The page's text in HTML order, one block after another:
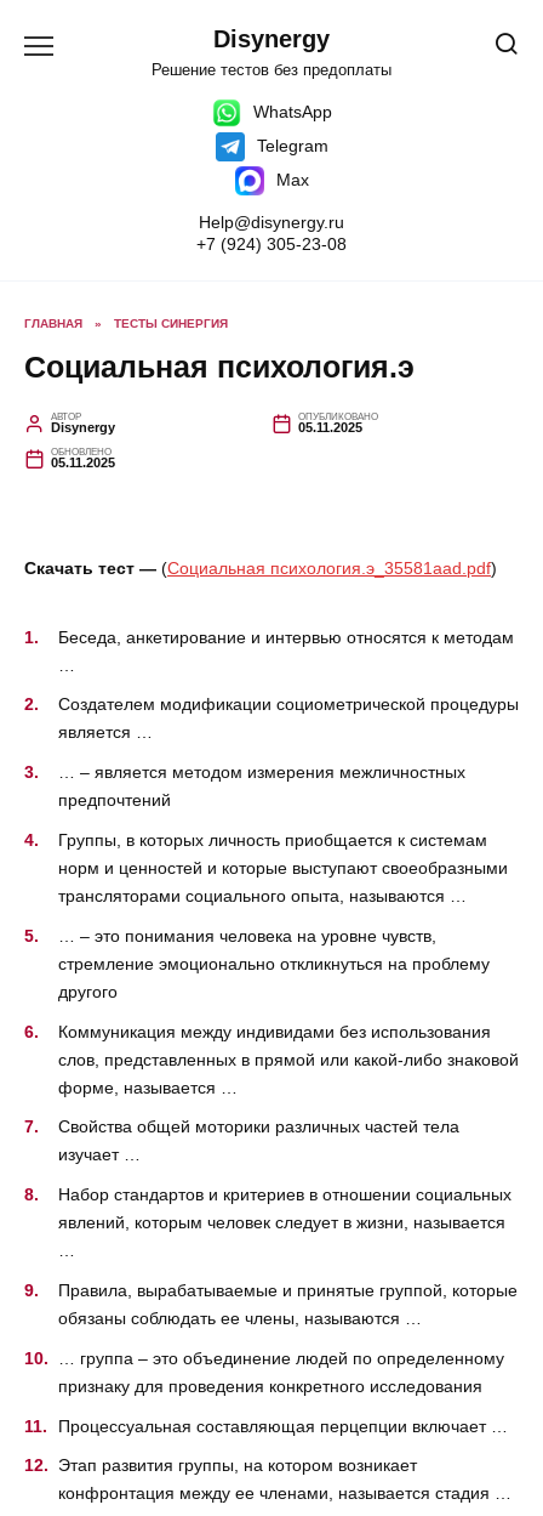
содержанию
Disynergy
Решение тестов без предоплаты
WhatsApp
Telegram
Max
Help@disynergy.ru
+7 (924) 305-23-08
ГЛАВНАЯ » ТЕСТЫ СИНЕРГИЯ
Социальная психология.э
АВТОР
Disynergy
ОПУБЛИКОВАНО
05.11.2025
ОБНОВЛЕНО
05.11.2025
Скачать тест — (Социальная психология.э_35581aad.pdf)
Беседа, анкетирование и интервью относятся к методам
Создателем модификации социометрической процедуры
является …
… – является методом измерения межличностных
предпочтений
Группы, в которых личность приобщается к системам
норм и ценностей и которые выступают своеобразными
трансляторами социального опыта, называются …
… – это понимания человека на уровне чувств,
стремление эмоционально откликнуться на проблему
другого
Коммуникация между индивидами без использования
слов, представленных в прямой или какой-либо знаковой
форме, называется …
Свойства общей моторики различных частей тела
изучает …
Набор стандартов и критериев в отношении социальных
явлений, которым человек следует в жизни, называется
…
Правила, вырабатываемые и принятые группой, которые
обязаны соблюдать ее члены, называются …
… группа – это объединение людей по определенному
признаку для проведения конкретного исследования
Процессуальная составляющая перцепции включает …
Этап развития группы, на котором возникает
конфронтация между ее членами, называется стадия …